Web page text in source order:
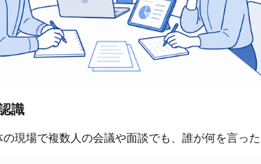
識
現場で複数人の会議や面談でも、誰が何を言っ